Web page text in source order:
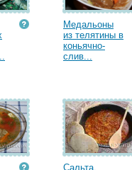
Медальоны
из телятины в
коньячно-
слив...
Сальта.